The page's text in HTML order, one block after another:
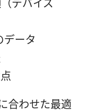
デバイス
データ
合わせた最適